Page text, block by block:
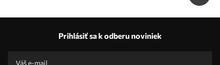
Prihlásiť sa k odberu noviniek